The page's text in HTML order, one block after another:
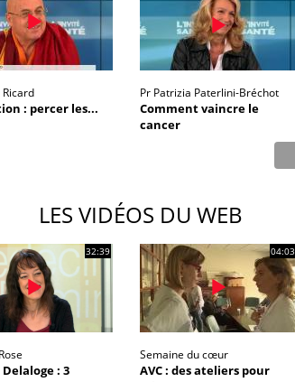
: percer les...
Pr Patrizia Paterlini-Bréchot
Comment vaincre le
cancer
LES VIDÉOS DU WEB
32:39
: 3
04:03
Semaine du cœur
AVC : des ateliers pour
Chronique des Mains : se
pour l’été ! Youtube
arrive… et avec lui, un tout nouveau
de vie ! Vacances, plage, piscine,
activités en plein air… Nos mains sont